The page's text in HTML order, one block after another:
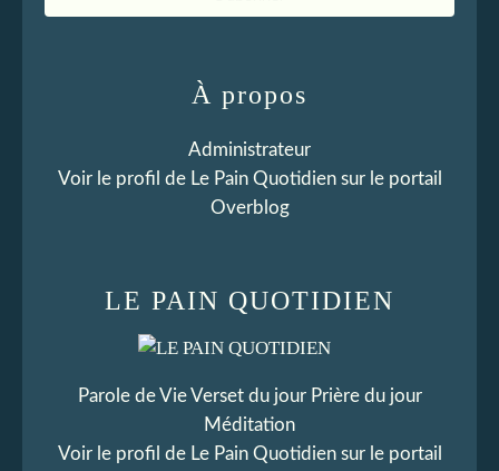
LE PAIN QUOTIDIEN
Parole de Vie Verset du jour Prière du jour
Méditation
Voir le profil de Le Pain Quotidiensur le portail
À propos
Administrateur
Voir le profil de Le Pain Quotidiensur le portail
Overblog